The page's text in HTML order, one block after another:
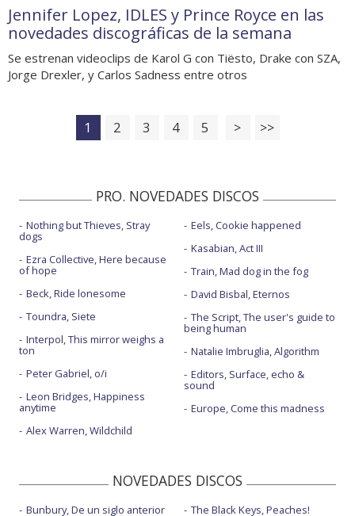
Jennifer Lopez, IDLES y Prince Royce en las
novedades discográficas de la semana
Se estrenan videoclips de Karol G con Tiësto, Drake con SZA,
Jorge Drexler, y Carlos Sadness entre otros
1 2 3 4 5 > >>
PRO. NOVEDADES DISCOS
Nothing but Thieves, Stray
dogs
Ezra Collective, Here because
of hope
Beck, Ride lonesome
Toundra, Siete
Interpol, This mirror weighs a
ton
Peter Gabriel, o/i
Leon Bridges, Happiness
anytime
Alex Warren, Wildchild
Eels, Cookie happened
Kasabian, Act III
Train, Mad dog in the fog
David Bisbal, Eternos
The Script, The user's guide to
being human
Natalie Imbruglia, Algorithm
Editors, Surface, echo &
sound
Europe, Come this madness
NOVEDADES DISCOS
Bunbury, De un siglo anterior
The Black Keys, Peaches!